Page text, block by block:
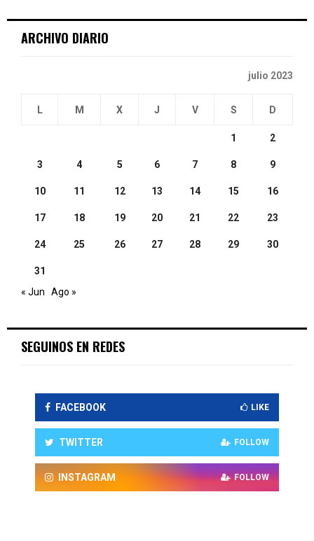
ARCHIVO DIARIO
julio 2023
L M X J V S D
1 2
3 4 5 6 7 8 9
10 11 12 13 14 15 16
17 18 19 20 21 22 23
24 25 26 27 28 29 30
31
« Jun
Ago »
SEGUINOS EN REDES
FACEBOOK LIKE
TWITTER FOLLOW
INSTAGRAM FOLLOW